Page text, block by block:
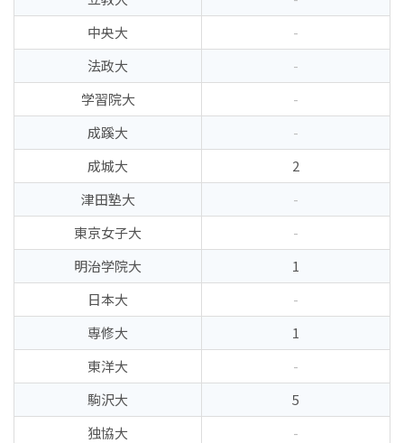
中央大
-
法政大
-
学習院大
-
成蹊大
-
成城大
2
津田塾大
-
東京女子大
-
明治学院大
1
日本大
-
専修大
1
東洋大
-
駒沢大
5
独協大
-